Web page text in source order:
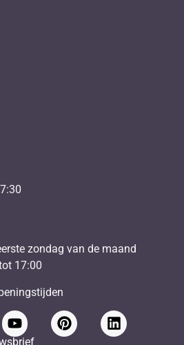
zondag van de maand
17:00